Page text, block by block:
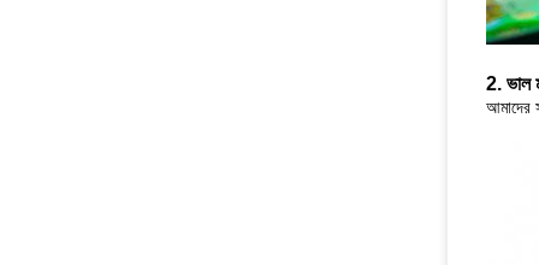
2. ভাল
আমাদের